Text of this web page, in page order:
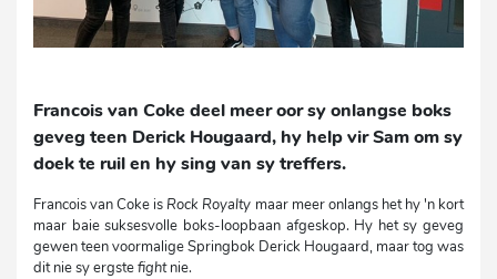
Francois van Coke deel meer oor sy onlangse boks
geveg teen Derick Hougaard, hy help vir Sam om sy
doek te ruil en hy sing van sy treffers.
Francois van Coke is Rock Royalty maar meer onlangs het hy 'n kort
maar baie suksesvolle boks-loopbaan afgeskop. Hy het sy geveg
gewen teen voormalige Springbok Derick Hougaard, maar tog was
dit nie sy ergstefightnie.